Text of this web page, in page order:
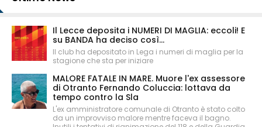
Il Lecce deposita i NUMERI DI MAGLIA: eccoli! E
su BANDA ha deciso così...
Il club ha depositato in Lega i numeri di maglia per la
stagione che sta per iniziare
MALORE FATALE IN MARE. Muore l'ex assessore
di Otranto Fernando Coluccia: lottava da
tempo contro la Sla
L'ex amministratore comunale di Otranto è stato colto
da un improvviso malore mentre faceva il bagno.